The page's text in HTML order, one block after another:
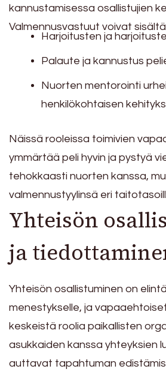
kannustamisessa osallistujien
Valmennusvastuut voivat
Harjoitusten ja
Palaute ja kannustus
Nuorten mentorointi
henkilökohtaisen
Näissä rooleissa toimivien
ymmärtää peli hyvin ja pystyä
tehokkaasti nuorten kanssa,
valmennustyylinsä eri
Yhteisön
ja
Yhteisön osallistuminen on
menestykselle, ja
keskeistä roolia paikallisten
asukkaiden kanssa yhteyksien
auttavat tapahtuman